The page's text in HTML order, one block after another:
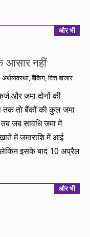
और भी
आसार नहीं
अर्थव्यवस्था,बैंकिंग,वित्त बाजार
और जमा दोनों की
तक तो बैंकों की कुल जमा
जब सावधि जमा में
में जमाराशि में आई
इसके बाद 10 अप्रैल
और भी